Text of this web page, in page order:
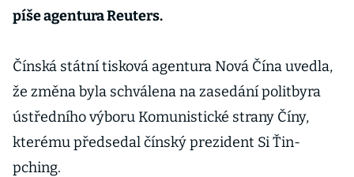
píše agentura Reuters.
Čínská státní tisková agentura Nová Čína uvedla,
že změna byla schválena na zasedání politbyra
ústředního výboru Komunistické strany Číny,
kterému předsedal čínský prezident Si Ťin-
pching.